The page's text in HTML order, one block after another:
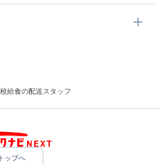
給食の配送スタッフ
ップへ